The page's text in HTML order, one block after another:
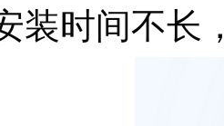
坏文件数
时间不长